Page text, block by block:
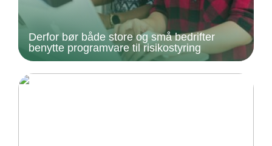
Derfor bør både store og små bedrifter
benytte programvare til risikostyring